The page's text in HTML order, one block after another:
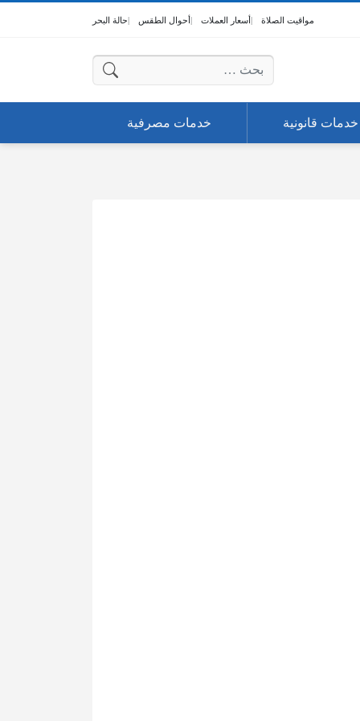
مواقيت الصلاة أسعار العملات أحوال الطقس حالة البحر
البحث عن:
خدمات قانونية خدمات مصرفية